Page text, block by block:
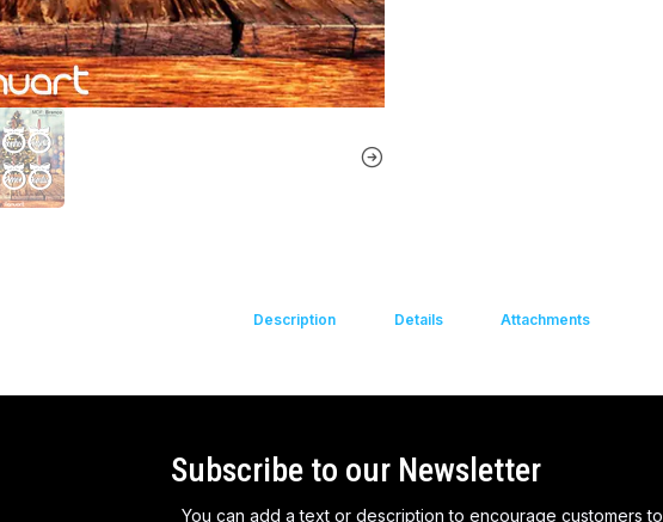
Description Details Attachments
Subscribe to our Newsletter
You can add a text or description to encourage customers to